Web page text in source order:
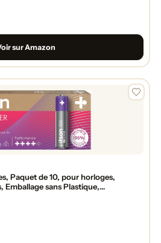
sur Amazon
Paquet de 10, pour horloges,
Emballage sans Plastique,